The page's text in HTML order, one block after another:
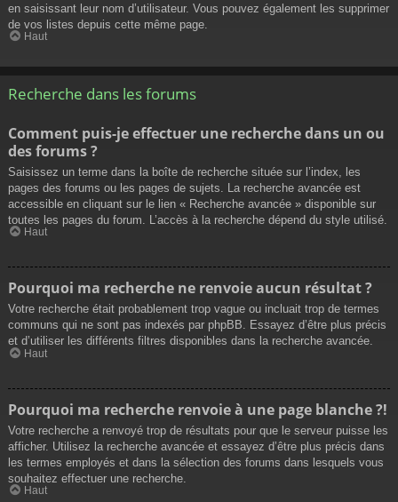
en saisissant leur nom d’utilisateur. Vous pouvez également les supprimer
de vos listes depuis cette même page.
Haut
Recherche dans les forums
Comment puis-je effectuer une recherche dans un ou
des forums ?
Saisissez un terme dans la boîte de recherche située sur l’index, les
pages des forums ou les pages de sujets. La recherche avancée est
accessible en cliquant sur le lien « Recherche avancée » disponible sur
toutes les pages du forum. L’accès à la recherche dépend du style utilisé.
Haut
Pourquoi ma recherche ne renvoie aucun résultat ?
Votre recherche était probablement trop vague ou incluait trop de termes
communs qui ne sont pas indexés par phpBB. Essayez d’être plus précis
et d’utiliser les différents filtres disponibles dans la recherche avancée.
Haut
Pourquoi ma recherche renvoie à une page blanche ?!
Votre recherche a renvoyé trop de résultats pour que le serveur puisse les
afficher. Utilisez la recherche avancée et essayez d’être plus précis dans
les termes employés et dans la sélection des forums dans lesquels vous
souhaitez effectuer une recherche.
Haut